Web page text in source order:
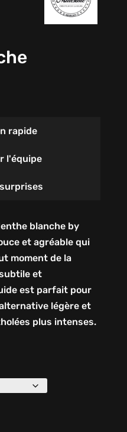
rapide
l'équipe
blanche by
et agréable qui
moment de la
et
est parfait pour
légère et
plus intenses.